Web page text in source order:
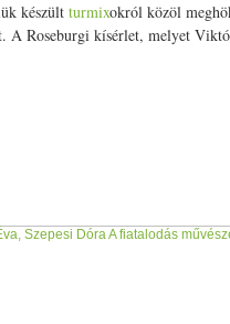
készült turmixokról közöl
A Roseburgi kísérlet, melyet